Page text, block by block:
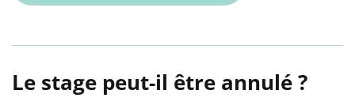
Le stage peut-il être annulé ?